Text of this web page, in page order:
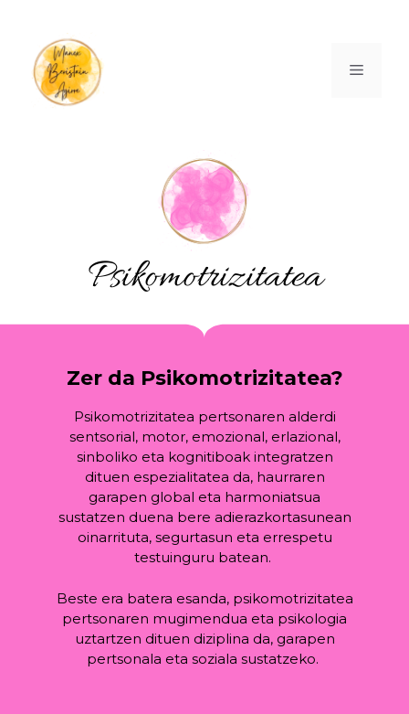
Psikomotrizitatea
Zer da Psikomotrizitatea?
Psikomotrizitatea pertsonaren alderdi
sentsorial, motor, emozional, erlazional,
sinboliko eta kognitiboak integratzen
dituen espezialitatea da, haurraren
garapen global eta harmoniatsua
sustatzen duena bere adierazkortasunean
oinarrituta, segurtasun eta errespetu
testuinguru batean.
Beste era batera esanda, psikomotrizitatea
pertsonaren mugimendua eta psikologia
uztartzen dituen diziplina da, garapen
pertsonala eta soziala sustatzeko.